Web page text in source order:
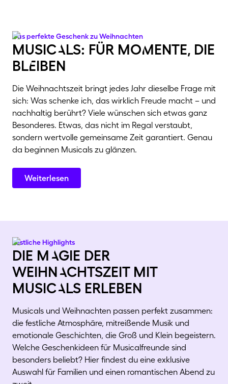
musicAls: für moMente, die
blEiben
Das perfekte Geschenk zu Weihnachten
Die Weihnachtszeit bringt jedes Jahr dieselbe Frage mit
sich: Was schenke ich, das wirklich Freude macht – und
nachhaltig berührt? Viele wünschen sich etwas ganz
Besonderes. Etwas, das nicht im Regal verstaubt,
sondern wertvolle gemeinsame Zeit garantiert. Genau
da beginnen Musicals zu glänzen.
Weiterlesen
die mAgie der
weihnAchtszeit mit
musicAls erleben
Festliche Highlights
Musicals und Weihnachten passen perfekt zusammen:
die festliche Atmosphäre, mitreißende Musik und
emotionale Geschichten, die Groß und Klein begeistern.
Welche Geschenkideen für Musicalfreunde sind
besonders beliebt? Hier findest du eine exklusive
Auswahl für Familien und einen romantischen Abend zu